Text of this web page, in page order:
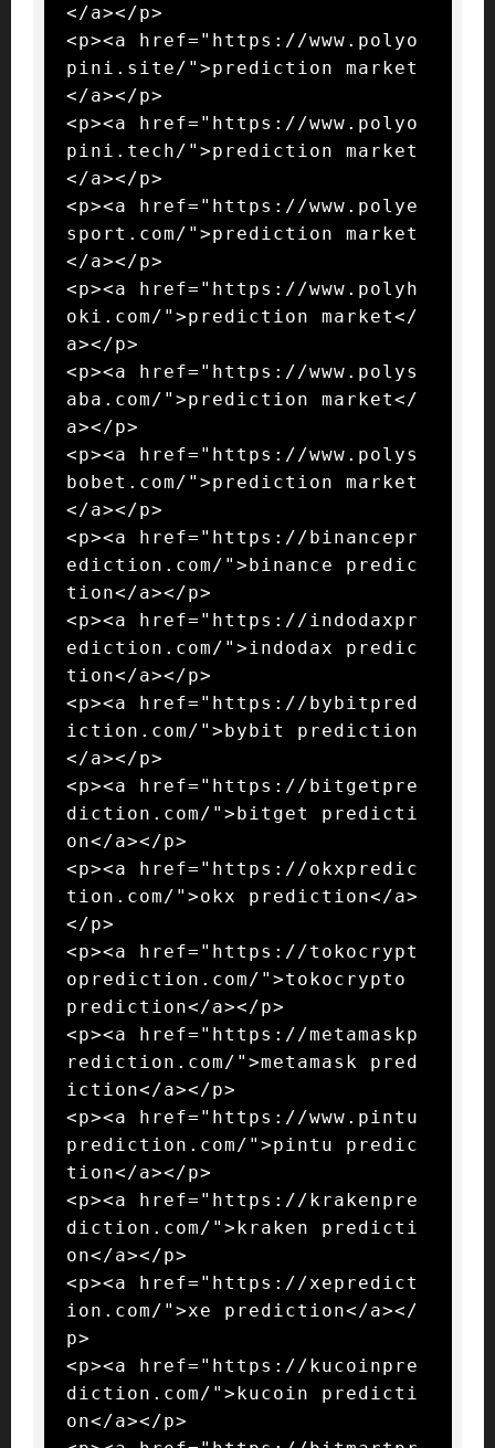
</a></p>
<p><a href="https://www.polyo
pini.site/">prediction market
</a></p>
<p><a href="https://www.polyo
pini.tech/">prediction market
</a></p>
<p><a href="https://www.polye
sport.com/">prediction market
</a></p>
<p><a href="https://www.polyh
oki.com/">prediction market</
a></p>
<p><a href="https://www.polys
aba.com/">prediction market</
a></p>
<p><a href="https://www.polys
bobet.com/">prediction market
</a></p>
<p><a href="https://binancepr
ediction.com/">binance predic
tion</a></p>
<p><a href="https://indodaxpr
ediction.com/">indodax predic
tion</a></p>
<p><a href="https://bybitpred
iction.com/">bybit prediction
</a></p>
<p><a href="https://bitgetpre
diction.com/">bitget predicti
on</a></p>
<p><a href="https://okxpredic
tion.com/">okx prediction</a>
</p>
<p><a href="https://tokocrypt
oprediction.com/">tokocrypto
prediction</a></p>
<p><a href="https://metamaskp
rediction.com/">metamask pred
iction</a></p>
<p><a href="https://www.pintu
prediction.com/">pintu predic
tion</a></p>
<p><a href="https://krakenpre
diction.com/">kraken predicti
on</a></p>
<p><a href="https://xepredict
ion.com/">xe prediction</a></
p>
<p><a href="https://kucoinpre
diction.com/">kucoin predicti
on</a></p>